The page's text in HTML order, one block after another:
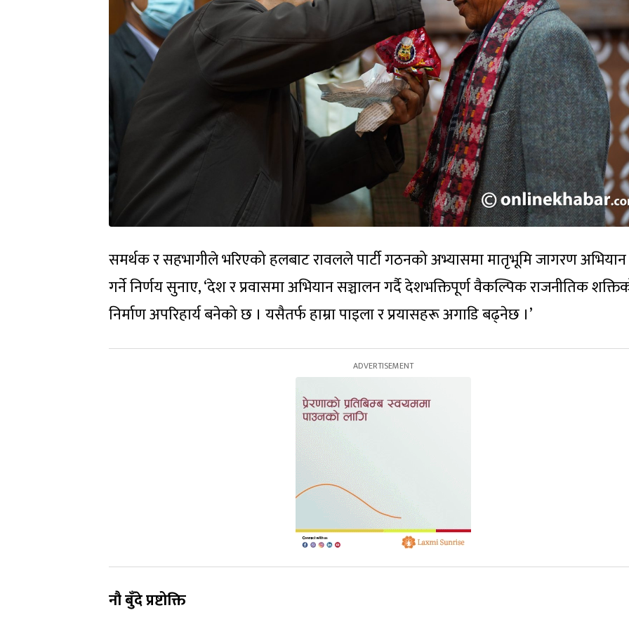
समर्थक र सहभागीले भरिएको हलबाट रावलले पार्टी गठनको अभ्यासमा मातृभूमि जागरण
गर्ने निर्णय सुनाए, ‘देश र प्रवासमा अभियान सञ्चालन गर्दै देशभक्तिपूर्ण वैकल्पिक राजनीतिक
निर्माण अपरिहार्य बनेको छ । यसैतर्फ हाम्रा पाइला र प्रयासहरू अगाडि बढ्नेछ ।’
नौ बुँदे प्रष्टोक्ति